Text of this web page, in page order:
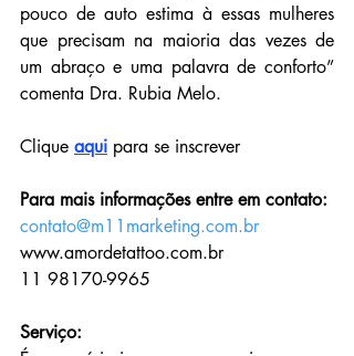
pouco de auto estima à essas mulheres
que precisam na maioria das vezes de
um abraço e uma palavra de conforto”
comenta Dra. Rubia Melo.
Clique aqui para se inscrever
Para mais informações entre em contato:
contato@m11marketing.com.br
www.amordetattoo.com.br
11 98170-9965
Serviço: